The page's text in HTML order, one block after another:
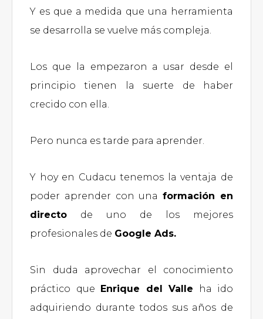
Y es que a medida que una herramienta
se desarrolla se vuelve más compleja.
Los que la empezaron a usar desde el
principio tienen la suerte de haber
crecido con ella.
Pero nunca es tarde para aprender.
Y hoy en Cudacu tenemos la ventaja de
poder aprender con unaformación en
directo de uno de los mejores
profesionales de Google Ads.
Sin duda aprovechar el conocimiento
práctico que Enrique del Valle ha ido
adquiriendo durante todos sus años de